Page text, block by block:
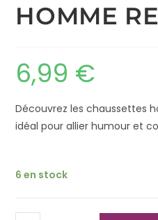
HOMME
6,99 €
Découvrez les chaussettes
idéal pour allier humour et
6 en stock